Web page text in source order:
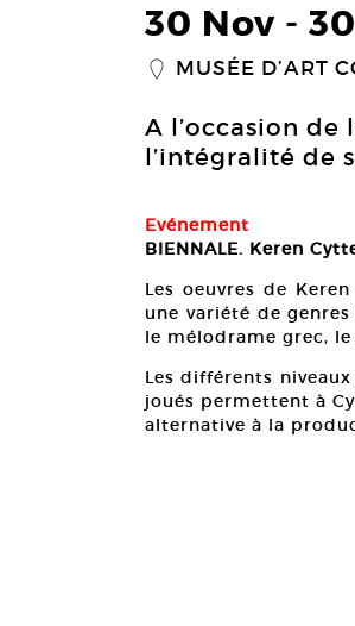
30 Nov -
_ MUSÉE D’ART
A l’occasion de
l’intégralité de
Evénement
BIENNALE. Keren
Les oeuvres de
une variété de
le mélodrame grec,
Les différents
joués permettent à
alternative à la